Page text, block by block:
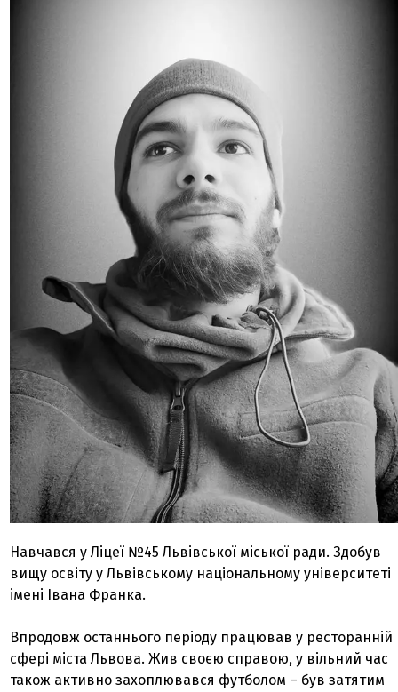
Навчався у Ліцеї №45 Львівської міської ради. Здобув
вищу освіту у Львівському національному університеті
імені Івана Франка.
Впродовж останнього періоду працював у ресторанній
сфері міста Львова. Жив своєю справою, у вільний час
також активно захоплювався футболом – був затятим